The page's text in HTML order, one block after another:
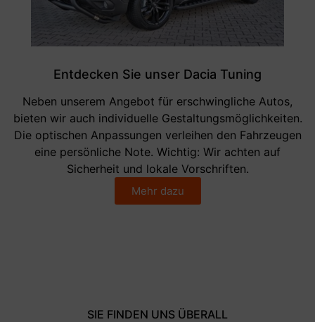
Entdecken Sie unser Dacia Tuning
Neben unserem Angebot für erschwingliche Autos,
bieten wir auch individuelle Gestaltungsmöglichkeiten.
Die optischen Anpassungen verleihen den Fahrzeugen
eine persönliche Note. Wichtig: Wir achten auf
Sicherheit und lokale Vorschriften.
Mehr dazu
SIE FINDEN UNS ÜBERALL